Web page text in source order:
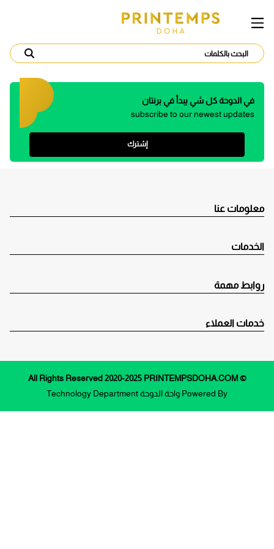
في الدوحة كل شي يبدأ في برنتان
subscribe to our newest updates
إشترك
معلومات عنا
الخدمات
روابط مهمة
خدمات العملاء
© All Rights Reserved 2020-2025 PRINTEMPSDOHA.COM
Powered By واحة الدوحة